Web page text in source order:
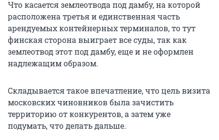
Что касается землеотвода под дамбу, на которой
расположена третья и единственная часть
арендуемых контейнерных терминалов, то тут
финская сторона выиграет все суды, так как
землеотвод этот под дамбу, еще и не оформлен
надлежащим образом.
Складывается такое впечатление, что цель визита
московских чиновников была зачистить
территорию от конкурентов, а затем уже
подумать, что делать дальше.